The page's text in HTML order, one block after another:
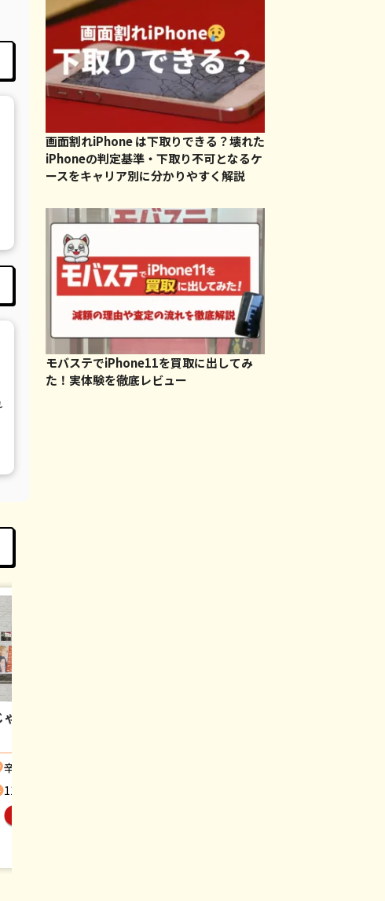
ゃんぱら 熊本下通店
辛島町駅から徒歩4分
11:00〜 19:30
画面割れiPhone は下取りできる？壊れた
iPhoneの判定基準・下取り不可となるケ
ースをキャリア別に分かりやすく解説
モバステでiPhone11を買取に出してみ
た！実体験を徹底レビュー